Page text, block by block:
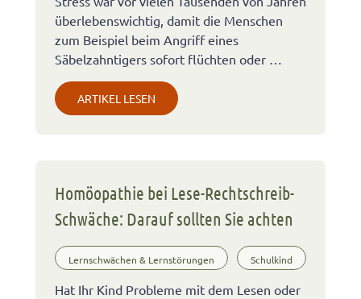
überlebenswichtig, damit die Menschen
zum Beispiel beim Angriff eines
Säbelzahntigers sofort flüchten oder …
ARTIKEL LESEN
Homöopathie bei Lese-Rechtschreib-
Schwäche: Darauf sollten Sie achten
Lernschwächen & Lernstörungen Schulkind
Hat Ihr Kind Probleme mit dem Lesen oder